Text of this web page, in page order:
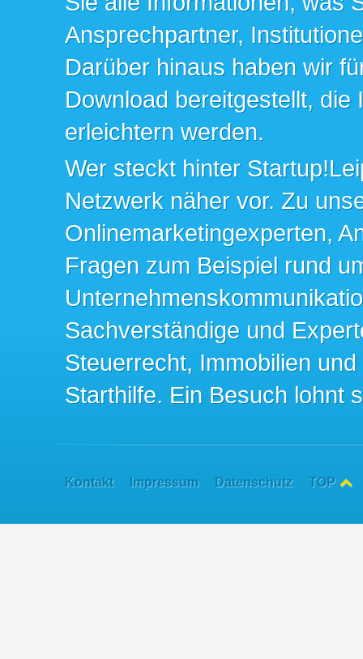
Ansprechpartner,
Darüber hinaus haben wir
Download bereitgestellt,
erleichtern werden.
Wer steckt hinter
Netzwerk näher vor. Zu
Onlinemarketingexperten,
Fragen zum Beispiel rund
Sachverständige und
Steuerrecht, Immobilien
Starthilfe. Ein Besuch lohnt
Kontakt Impressum Datenschutz TOP